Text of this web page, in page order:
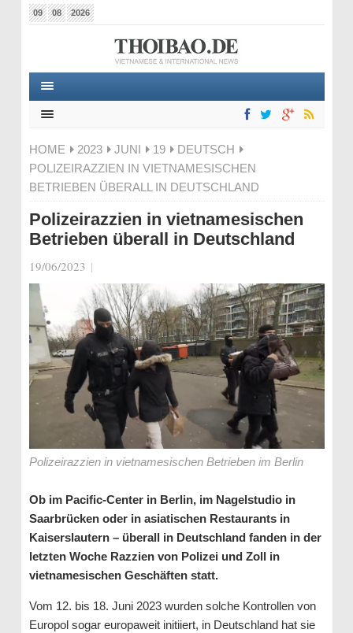
09 08 2026
HOME 2023 JUNI 19
DEUTSCH
POLIZEIRAZZIEN IN VIETNAMESISCHEN
BETRIEBEN ÜBERALL IN DEUTSCHLAND
Polizeirazzien in vietnamesischen
Betrieben überall in Deutschland
19/06/2023 |
Polizeirazzien in vietnamesischen Betrieben im Berlin
Ob im Pacific-Center in Berlin, im Nagelstudio in
Saarbrücken oder in asiatischen Restaurants in
Kaiserslautern – überall in Deutschland fanden in der
letzten Woche Razzien von Polizei und Zoll in
vietnamesischen Geschäften statt.
Vom 12. bis 18. Juni 2023 wurden solche Kontrollen von
Europol sogar europaweit initiiert, in Deutschland hat sie